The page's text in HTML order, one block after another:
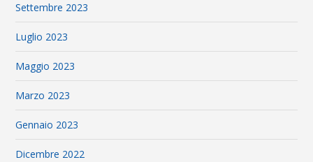
Settembre 2023
Luglio 2023
Maggio 2023
Marzo 2023
Gennaio 2023
Dicembre 2022